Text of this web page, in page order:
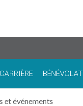
CARRIÈRE BÉNÉVOLAT
et événements